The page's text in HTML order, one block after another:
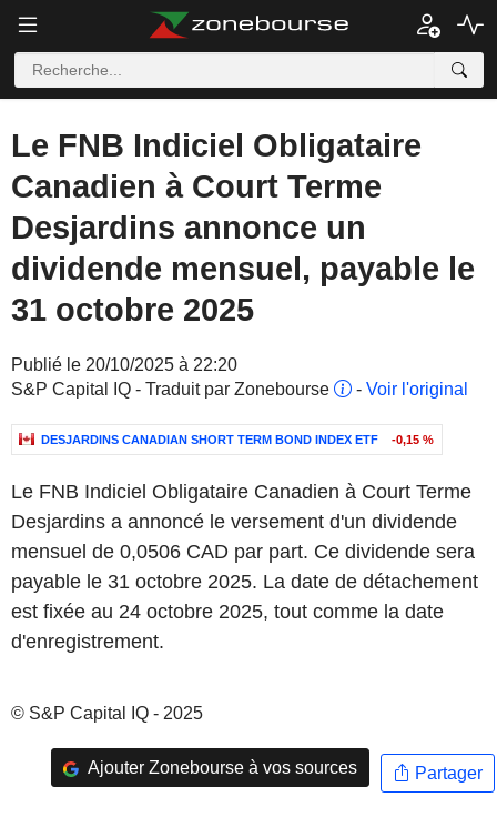
Le FNB Indiciel Obligataire
Canadien à Court Terme
Desjardins annonce un
dividende mensuel, payable le
31 octobre 2025
Publié le 20/10/2025 à 22:20
S&P Capital IQ - Traduit par Zonebourse
- Voir l'original
DESJARDINS CANADIAN SHORT TERM BOND INDEX ETF -0,15 %
Le FNB Indiciel Obligataire Canadien à Court Terme
Desjardins a annoncé le versement d'un dividende
mensuel de 0,0506 CAD par part. Ce dividende sera
payable le 31 octobre 2025. La date de détachement
est fixée au 24 octobre 2025, tout comme la date
d'enregistrement.
© S&P Capital IQ - 2025
Ajouter Zonebourse à vos sources Partager